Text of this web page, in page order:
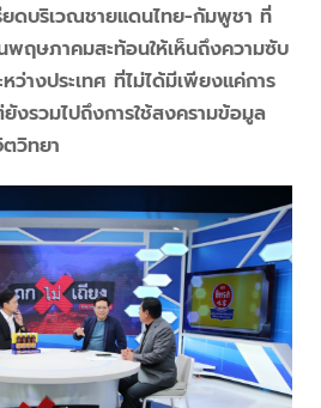
ดบริเวณชายแดนไทย-กัมพูชา ที่
พฤษภาคมสะท้อนให้เห็นถึงความซับ
ว่างประเทศ ที่ไม่ได้มีเพียงแค่การ
งรวมไปถึงการใช้สงครามข้อมูล
วิทยา